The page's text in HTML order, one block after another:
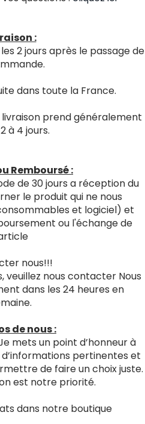
:
2 jours après le passage de
dans toute la France.
prend généralement
à 4 jours.
Remboursé :
de 30 jours a réception du
le produit qui ne nous
et logiciel) et
ou l'échange de
nous!!!
veuillez nous contacter Nous
dans les 24 heures en
de nous :
mets un point d’honneur à
pertinentes et
de faire un choix juste.
est notre priorité.
dans notre boutique